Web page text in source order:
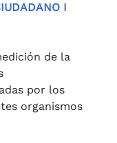
I
de la
por los
organismos